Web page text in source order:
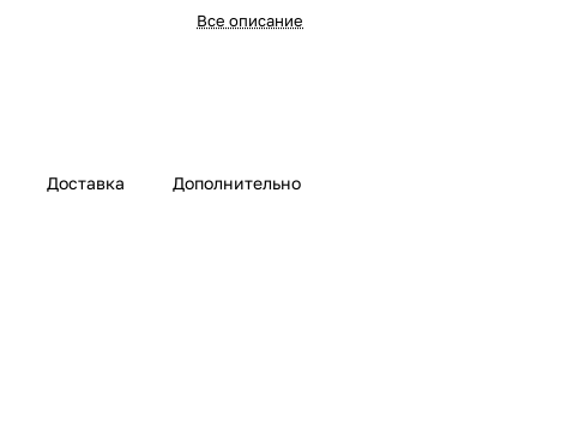
Все описание
Доставка Дополнительно